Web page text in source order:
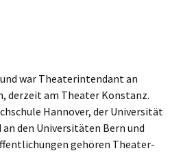
war Theater­in­ten­dant an
derzeit am Theater Konstanz.
Hanno­ver, der Univer­si­tät
den Univer­si­tä­ten Bern und
gehören Theater­